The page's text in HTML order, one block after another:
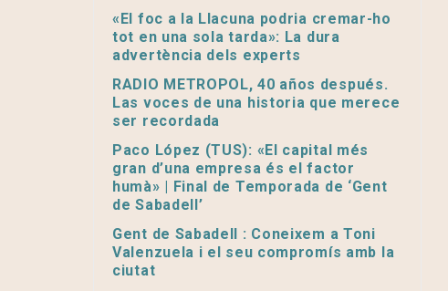
«El foc a la Llacuna podria cremar-ho
tot en una sola tarda»: La dura
advertència dels experts
RADIO METROPOL, 40 años después.
Las voces de una historia que merece
ser recordada
Paco López (TUS): «El capital més
gran d’una empresa és el factor
humà» | Final de Temporada de ‘Gent
de Sabadell’
Gent de Sabadell : Coneixem a Toni
Valenzuela i el seu compromís amb la
ciutat